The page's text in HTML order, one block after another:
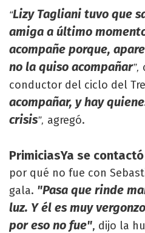
“Lizy Tagliani tuvo que
amiga a último
acompañe porque,
no la quiso acompañar”,
conductor del ciclo del
acompañar, y hay
crisis”, agregó.
PrimiciasYa se
por qué no fue con
gala. "Pasa que rinde
luz. Y él es muy
por eso no fue", dijo la